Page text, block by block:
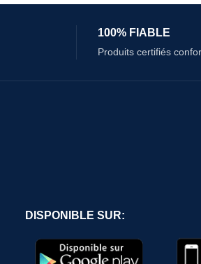
100% FIABLE
Produits certifiés
DISPONIBLE SUR: